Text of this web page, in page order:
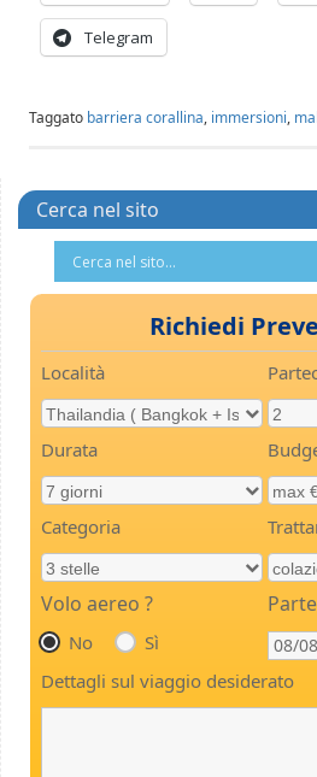
Telegram
Taggato barriera corallina, immersioni,
Cerca nel sito
Richiedi
Località
Durata
Categoria
Volo aereo ?
No Sì
Dettagli sul viaggio desiderato